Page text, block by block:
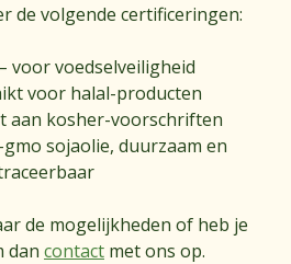
de volgende certificeringen:
voor voedselveiligheid
voor halal-producten
aan kosher-voorschriften
sojaolie, duurzaam en
de mogelijkheden of heb je
dan contact met ons op.